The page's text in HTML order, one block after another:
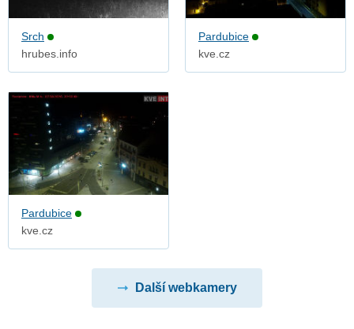
Srch
hrubes.info
Pardubice
kve.cz
Pardubice
kve.cz
Další webkamery